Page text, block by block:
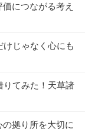
につながる考え
じゃなく心にも
りてみた！天草諸
拠り所を大切に